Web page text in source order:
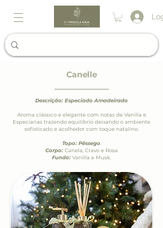
Canelle
Descrição: Especiado Amadeirado
Aroma clássico e elegante com notas de Vanilla e
Especiarias trazendo equilíbrio deixando o ambiente
sofisticado e acolhedor com toque natalino.
Topo: Pêssego.
Corpo: Canela, Cravo e Rosa
Fundo: Vanilla e Musk.